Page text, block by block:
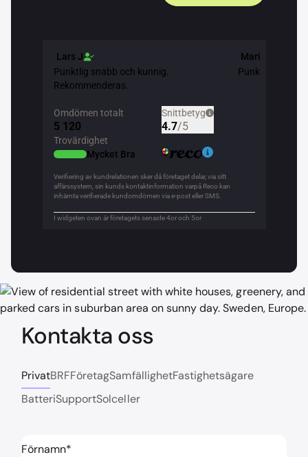
Kontakta oss
PrivatBRFFöretagSamfällighetFastighetsägare
BatteriSupportSolceller
Förnamn*